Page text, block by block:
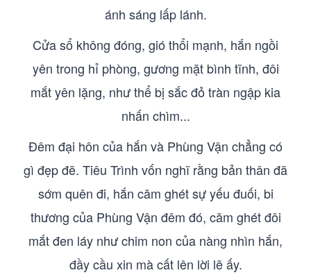
ánh sáng lấp lánh.
Cửa sổ không đóng, gió thổi mạnh, hắn ngồi
yên trong hỉ phòng, gương mặt bình tĩnh, đôi
mắt yên lặng, như thể bị sắc đỏ tràn ngập kia
nhấn chìm...
Đêm đại hôn của hắn và Phùng Vận chẳng có
gì đẹp đẽ. Tiêu Trình vốn nghĩ rằng bản thân đã
sớm quên đi, hắn căm ghét sự yếu đuối, bi
thương của Phùng Vận đêm đó, căm ghét đôi
mắt đen láy như chim non của nàng nhìn hắn,
đầy cầu xin mà cất lên lời lẽ ấy.